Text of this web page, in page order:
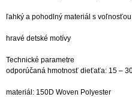
ľahký a pohodlný materiál s
hravé detské motívy
Technické parametre
odporúčaná hmotnosť dieťaťa: 15 –
materiál: 150D Woven Polyester